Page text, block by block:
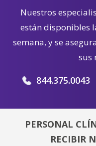
Nuestros
están disponibles
semana, y se
sus
844.375.0043
PERSONAL
RECIBIR